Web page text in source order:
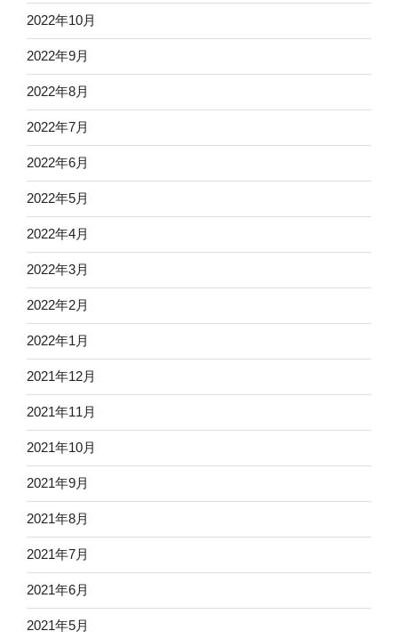
2022年10月
2022年9月
2022年8月
2022年7月
2022年6月
2022年5月
2022年4月
2022年3月
2022年2月
2022年1月
2021年12月
2021年11月
2021年10月
2021年9月
2021年8月
2021年7月
2021年6月
2021年5月